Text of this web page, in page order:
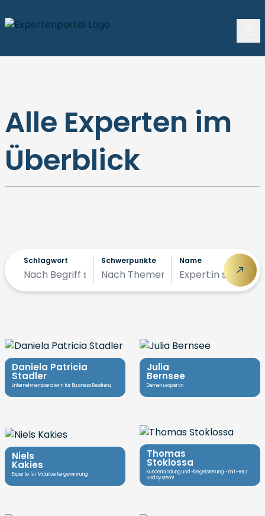
Alle Experten im
Überblick
Schlagwort Schwerpunkte Name
Daniela Patricia
Stadler
Unternehmensberaterin für Business Resilienz
Julia
Bernsee
Demenzexpertin
Niels
Kakies
Experte für Mitarbeitergewinnung
Thomas
Stoklossa
Kundenbindung und -begeisterung - mit Herz
und System!